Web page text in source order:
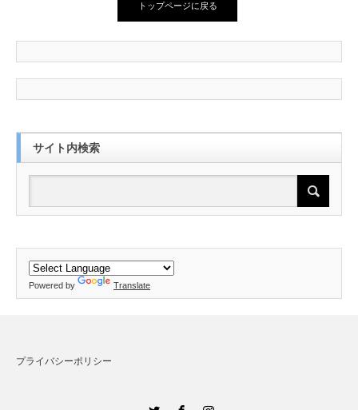
トップページに戻る
サイト内検索
Powered by Translate
プライバシーポリシー